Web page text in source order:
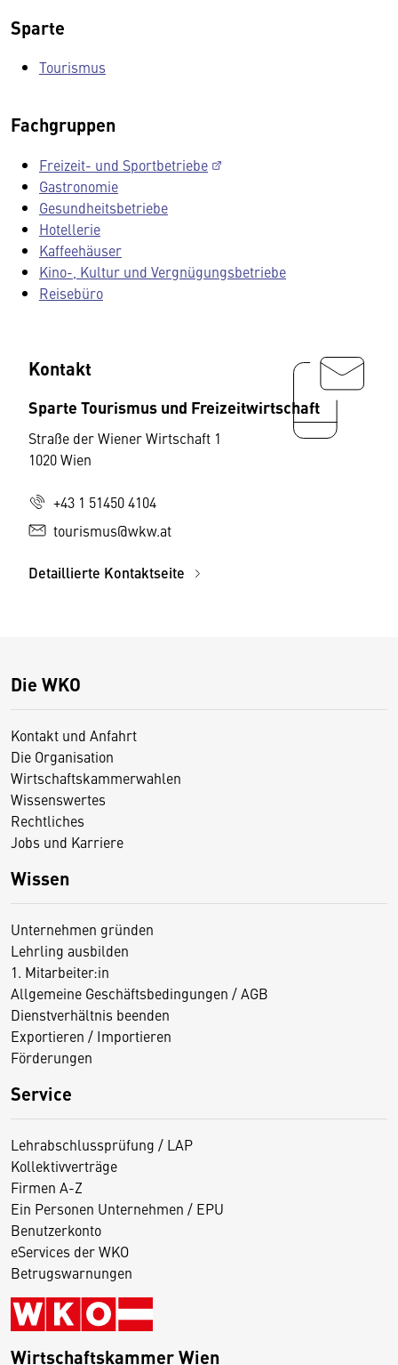
Sparte
Tourismus
Fachgruppen
Freizeit- und Sportbetriebe
Gastronomie
Gesundheitsbetriebe
Hotellerie
Kaffeehäuser
Kino-, Kultur und Vergnügungsbetriebe
Reisebüro
Kontakt
Sparte Tourismus und Freizeitwirtschaft
Straße der Wiener Wirtschaft 1
1020 Wien
+43 1 51450 4104
tourismus@wkw.at
Detaillierte Kontaktseite
Die WKO
Kontakt und Anfahrt
Die Organisation
Wirtschaftskammerwahlen
Wissenswertes
Rechtliches
Jobs und Karriere
Wissen
Unternehmen gründen
Lehrling ausbilden
1. Mitarbeiter:in
Allgemeine Geschäftsbedingungen / AGB
Dienstverhältnis beenden
Exportieren / Importieren
Förderungen
Service
Lehrabschlussprüfung / LAP
Kollektivverträge
Firmen A-Z
Ein Personen Unternehmen / EPU
Benutzerkonto
eServices der WKO
Betrugswarnungen
Wirtschaftskammer Wien